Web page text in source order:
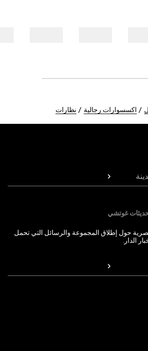
اكسسوارات رجالية نظارات
غوتشي
حول إطلاق المجموعة والرسائل التي تحمل
الدار.